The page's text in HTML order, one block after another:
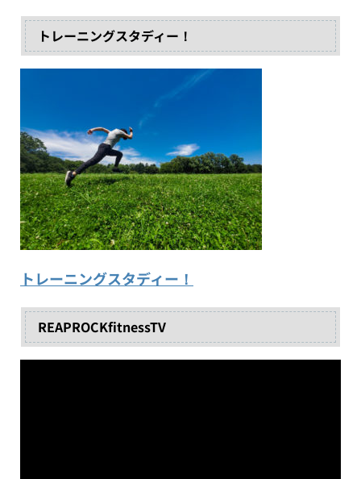
トレーニングスタディー！
トレーニングスタディー！
REAPROCKfitnessTV